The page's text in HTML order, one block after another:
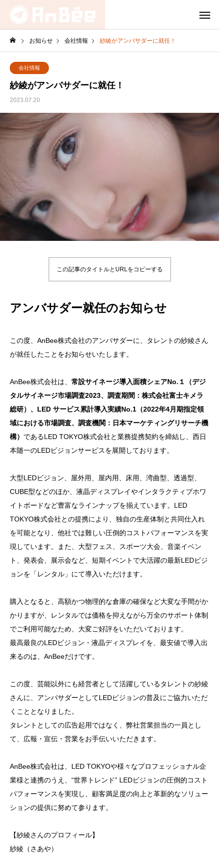
お知らせ 会社情報 紗綾がアンバサダーに就任！
会社情報
紗綾がアンバサダーに就任！
2023.07.20
この記事のタイトルとURLをコピーする
アンバサダー就任のお知らせ
この度、AnBee株式会社のアンバサダーに、タレントの紗綾さん
が就任したことをお知らせいたします。
AnBee株式会社は、 常設サイネージ導入面積シェアNo.１（デジ
タルサイネージ市場調査2023、調査期間：株式会社富士キメラ
総研）、LED サービス累計導入実績No.1（2022年4月期指定領
域における市場調査、調査機関：日本マーケティングリサーチ機
構） であるLED TOKYO株式会社と業務提携契約を締結し、西日
本随一のLEDビジョンサービスを展開しております。
大型LEDビジョン、屋外用、屋内用、床用、湾曲型、透過型、
CUBE型などのほか、液晶ディスプレイやインタラクティブホワ
イトボードなど豊富なラインナップを揃えています。LED
TOKYO株式会社との提携により、独自の生産体制と共同仕入れ
を可能となり、他社では難しい圧倒的コストパフォーマンスを実
現しています。また、大型フェス、スポーツ大会、音楽イベン
ト、発表会、展示会など、短期イベントで大活躍の最新LEDビジ
ョンを「レンタル」にて導入いただけます。
購入となると、高額かつ物理的な倉庫の確保など大変な手間がか
かりますが、レンタルでは価格を抑えながら万全のサポート体制
でご利用可能なため、大変ご好評をいただいております。
最高最良のLEDビジョン・液晶ディスプレイを、最安値で導入出
来るのは、AnBeeだけです。
この度、芸能以外にも経営者として活躍しているタレントの紗綾
さんに、アンバサダーとしてLEDビジョンの普及にご協力いただ
くこととなりました。
タレントとしての広告起用ではなく、弊社営業担当の一員とし
て、広報・宣伝・営業をお手伝いいただきます。
AnBee株式会社は、LED TOKYOや様々なプロフェッショナル企
業様と連携のうえ、“世界トレンド” LEDビジョンの圧倒的コスト
パフォーマンスを実現し、顧客満足度の向上と革新的なソリュー
ションの提供に努めて参ります。
【紗綾さんのプロフィール】
紗綾（さあや）